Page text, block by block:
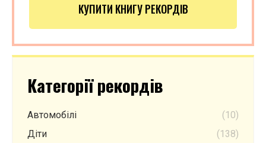
КУПИТИ КНИГУ РЕКОРДІВ
Категорії рекордів
Автомобілі
(10)
Діти
(138)